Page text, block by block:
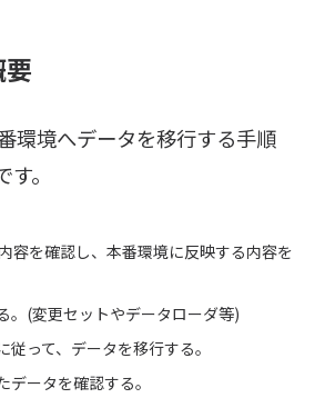
環境へデータを移行する手順
。
容を確認し、本番環境に反映する内容を
。(変更セットやデータローダ等)
って、データを移行する。
ータを確認する。